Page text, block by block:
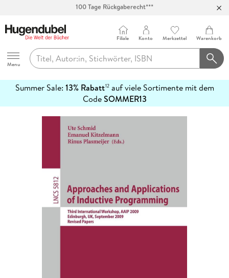
Abholung in über 100 Filialen
Hugendubel
Menu
Filiale Konto Merkzettel Warenkorb
Summer Sale: 13% Rabatt12auf viele Sortimente mit dem
CodeSOMMER13
erfahren